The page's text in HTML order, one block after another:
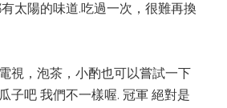
太陽的味道.吃過一次，很難再換
視，泡茶，小酌也可以嘗試一下
子吧 我們不一樣喔. 冠軍 絕對是